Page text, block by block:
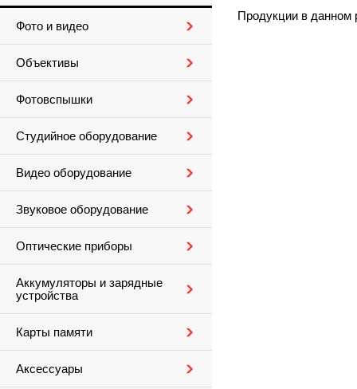
Фото и видео
Объективы
Фотовспышки
Студийное оборудование
Видео оборудование
Звуковое оборудование
Оптические приборы
Аккумуляторы и зарядные
устройства
Карты памяти
Аксессуары
Продукции в данном